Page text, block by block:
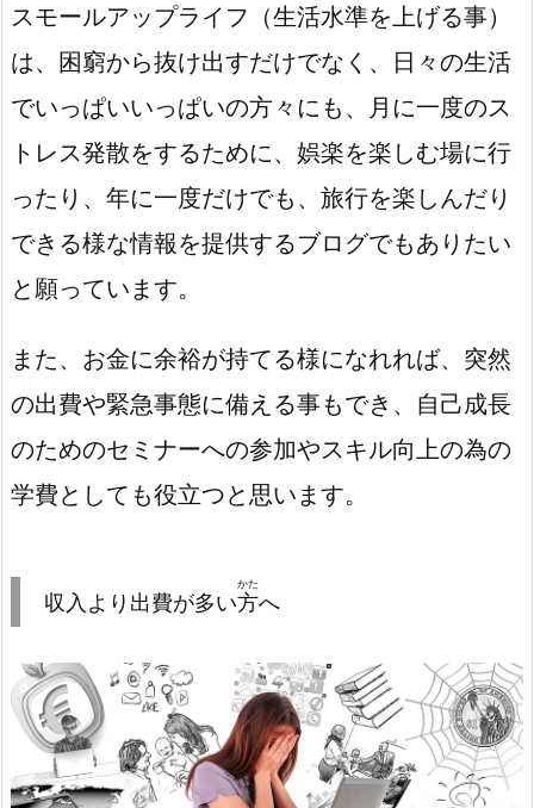
スモールアップライフ（生活水準を上げる事）
は、困窮から抜け出すだけでなく、日々の生活
でいっぱいいっぱいの方々にも、月に一度のス
トレス発散をするために、娯楽を楽しむ場に行
ったり、年に一度だけでも、旅行を楽しんだり
できる様な情報を提供するブログでもありたい
と願っています。
また、お金に余裕が持てる様になれれば、突然
の出費や緊急事態に備える事もでき、自己成長
のためのセミナーへの参加やスキル向上の為の
学費としても役立つと思います。
収入より出費が多い方
かた
へ